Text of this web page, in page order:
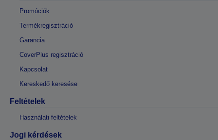
Promóciók
Termékregisztráció
Garancia
CoverPlus regisztráció
Kapcsolat
Kereskedő keresése
Feltételek
Használati feltételek
Jogi kérdések